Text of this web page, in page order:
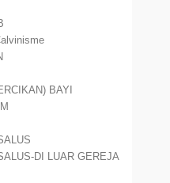
BAYI
DI LUAR GEREJA